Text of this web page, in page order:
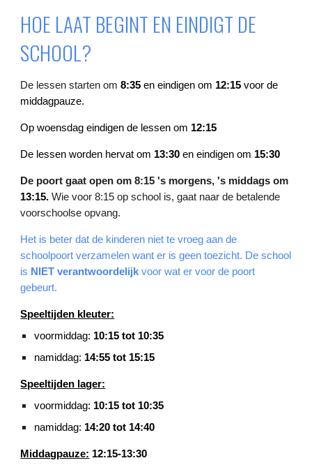
HOE LAAT BEGINT EN EINDIGT DE
SCHOOL?
De lessen starten om 8:35en eindigen om 12:15 voor de
middagpauze.
Op woensdag eindigen de lessen om 12:15
De lessen worden hervat om 13:30 en eindigen om 15:30
De poort gaat open om 8:15 's morgens, 's middags om
13:15.Wie voor 8:15 op school is, gaat naar de betalende
voorschoolse opvang.
Het is beter dat de kinderen niet te vroeg aan de
schoolpoort verzamelen want er is geen toezicht. De school
is NIET verantwoordelijk voor wat er voor de poort
gebeurt.
Speeltijden kleuter:
voormiddag: 10:15 tot 10:35
namiddag: 14:55 tot 15:15
Speeltijden lager:
voormiddag: 10:15 tot 10:35
namiddag: 14:20 tot 14:40
Middagpauze: 12:15-13:30